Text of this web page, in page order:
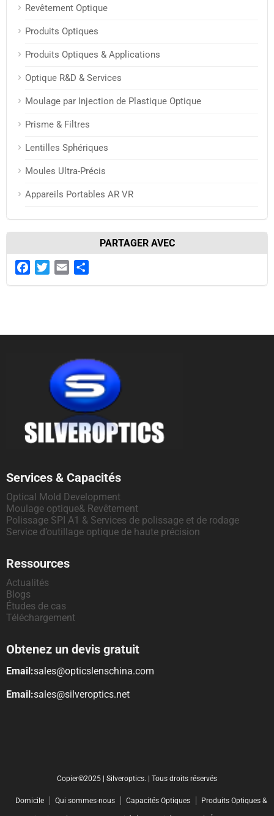
Revêtement Optique
Produits Optiques
Produits Optiques & Applications
Optique R&D & Services
Moulage par Injection de Plastique Optique
Prisme & Filtres
Lentilles Sphériques
Moules Ultra-Précis
Appareils Portables AR VR
PARTAGER AVEC
FacebookTwitterEmail
Services & Capacités
Optical Mold Development
Moulage optique& Revêtement
Polissage SPI A1 & Services de polissage et de rodage
Service d’outillage optique de haute précision
Ressources
Actualités
Blogs
Études de cas
Téléchargement
Obtenez un devis gratuit
Email:sales@opticslenschina.com
Email:sales@silveroptics.net
Copier©2025 | Silveroptics. | Tous droits réservés
Domicile Qui sommes-nous Capacités Optiques Produits Optiques &